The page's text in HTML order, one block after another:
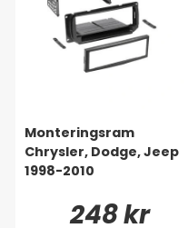
Monteringsram
Chrysler, Dodge, Jeep
1998-2010
248 kr